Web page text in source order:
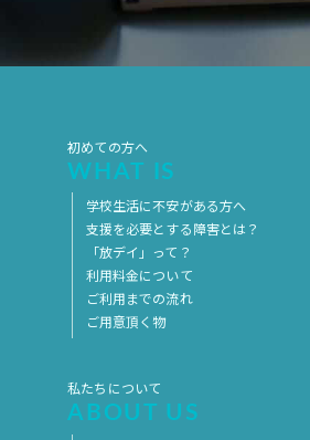
2017年5月
初めての方へ
WHAT IS
学校生活に不安がある方へ
支援を必要とする障害とは？
「放デイ」って？
利用料金について
ご利用までの流れ
ご用意頂く物
私たちについて
ABOUT US